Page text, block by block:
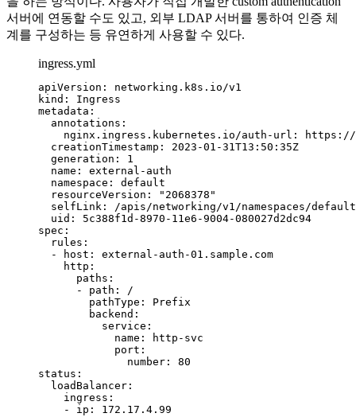
서버에 연동할 수도 있고, 외부 LDAP 서버를 통하여 인증 체
계를 구성하는 등 유연하게 사용할 수 있다.
ingress.yml
apiVersion : networking.k8s.io/v1
kind : Ingress
metadata :
annotations :
nginx.ingress.kubernetes.io/auth-url :
https://
creationTimestamp : 2023-01-31T13:50:35Z
generation : 1
name : external-auth
namespace : default
resourceVersion : " 2068378 "
selfLink : /apis/networking/v1/namespaces/
uid : 5c388f1d-8970-11e6-9004-080027d2dc94
spec :
rules :
-
host : external-auth-01.sample.com
http :
paths :
- path : /
pathType : Prefix
backend :
service :
name :
http-svc
port :
number : 80
status :
loadBalancer :
ingress :
- ip : 172.17.4.99